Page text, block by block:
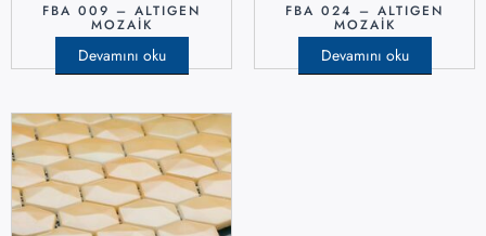
FBA 009 – ALTIGEN
MOZAIK
Devamını oku
FBA 024 – ALTIGEN
MOZAIK
Devamını oku